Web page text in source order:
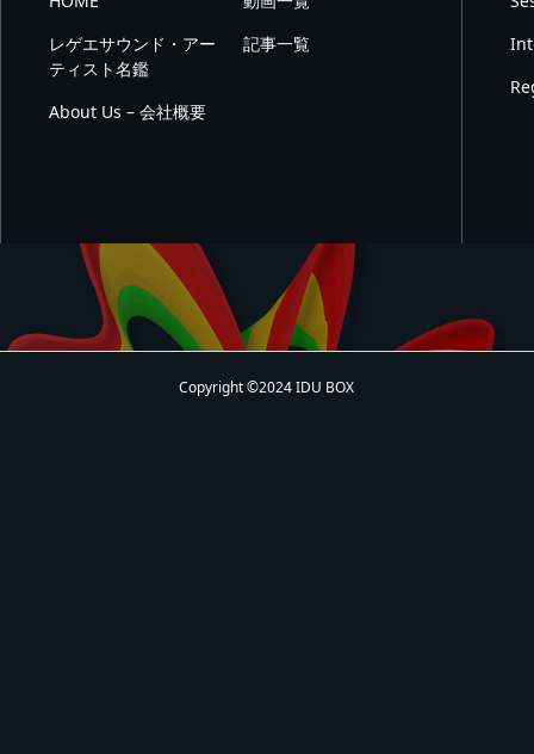
レゲエサウンド・アー
ティスト名鑑
記事一覧
About Us – 会社概要
Copyright ©2024 IDU BOX